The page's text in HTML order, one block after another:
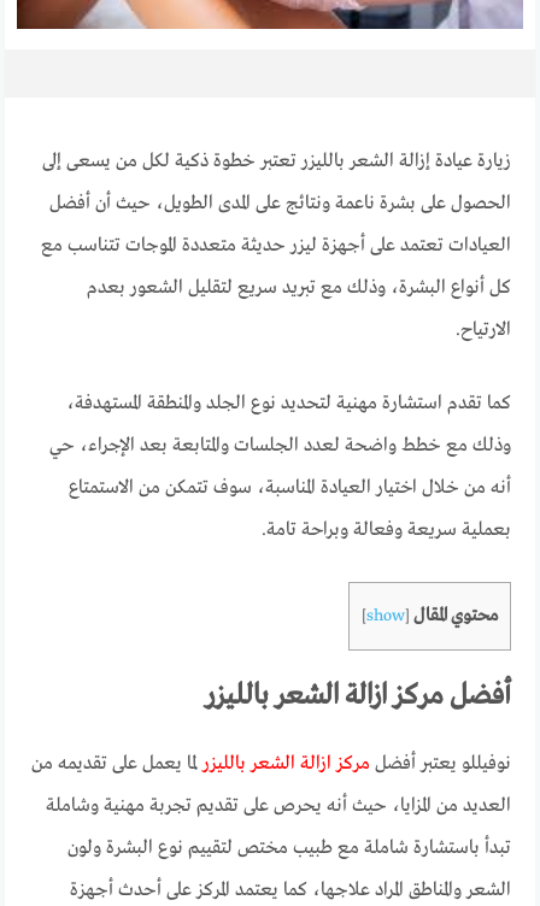
زيارة عيادة إزالة الشعر بالليزر تعتبر خطوة ذكية لكل من يسعى إلى
الحصول على بشرة ناعمة ونتائج على المدى الطويل، حيث أن أفضل
العيادات تعتمد على أجهزة ليزر حديثة متعددة الموجات تتناسب مع
كل أنواع البشرة، وذلك مع تبريد سريع لتقليل الشعور بعدم
الارتياح.
كما تقدم استشارة مهنية لتحديد نوع الجلد والمنطقة المستهدفة،
وذلك مع خطط واضحة لعدد الجلسات والمتابعة بعد الإجراء، حي
أنه من خلال اختيار العيادة المناسبة، سوف تتمكن من الاستمتاع
بعملية سريعة وفعالة وبراحة تامة.
محتوي المقال [
show
]
أفضل مركز ازالة الشعر بالليزر
نوفيللو يعتبر أفضل مركز ازالة الشعر بالليزر لما يعمل على تقديمه من
العديد من المزايا، حيث أنه يحرص على تقديم تجربة مهنية وشاملة
تبدأ باستشارة شاملة مع طبيب مختص لتقييم نوع البشرة ولون
الشعر والمناطق المراد علاجها، كما يعتمد المركز على أحدث أجهزة